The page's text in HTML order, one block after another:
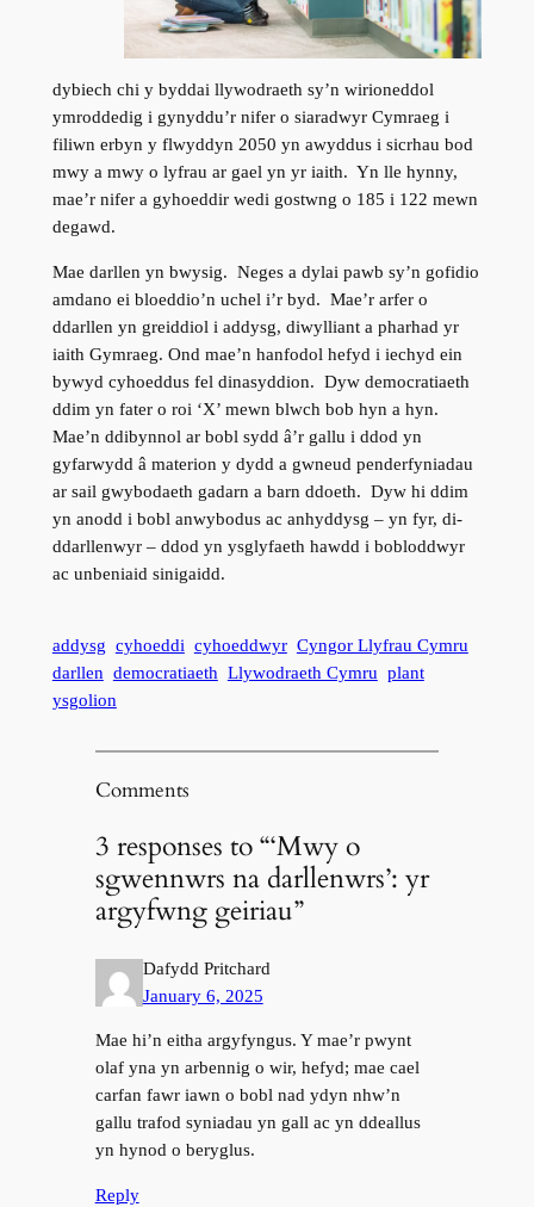
dybiech chi y byddai llywodraeth sy’n wirioneddol
ymroddedig i gynyddu’r nifer o siaradwyr Cymraeg i
filiwn erbyn y flwyddyn 2050 yn awyddus i sicrhau bod
mwy a mwy o lyfrau ar gael yn yr iaith. Yn lle hynny,
mae’r nifer a gyhoeddir wedi gostwng o 185 i 122 mewn
degawd.
Mae darllen yn bwysig. Neges a dylai pawb sy’n gofidio
amdano ei bloeddio’n uchel i’r byd. Mae’r arfer o
ddarllen yn greiddiol i addysg, diwylliant a pharhad yr
iaith Gymraeg. Ond mae’n hanfodol hefyd i iechyd ein
bywyd cyhoeddus fel dinasyddion. Dyw democratiaeth
ddim yn fater o roi ‘X’ mewn blwch bob hyn a hyn.
Mae’n ddibynnol ar bobl sydd â’r gallu i ddod yn
gyfarwydd â materion y dydd a gwneud penderfyniadau
ar sail gwybodaeth gadarn a barn ddoeth. Dyw hi ddim
yn anodd i bobl anwybodus ac anhyddysg – yn fyr, di-
ddarllenwyr – ddod yn ysglyfaeth hawdd i bobloddwyr
ac unbeniaid sinigaidd.
addysg cyhoeddi cyhoeddwyr Cyngor Llyfrau Cymru
darllen democratiaeth Llywodraeth Cymru plant
ysgolion
Comments
3 responses to “‘Mwy o
sgwennwrs na darllenwrs’: yr
argyfwng geiriau”
Dafydd Pritchard
January 6, 2025
Mae hi’n eitha argyfyngus. Y mae’r pwynt
olaf yna yn arbennig o wir, hefyd; mae cael
carfan fawr iawn o bobl nad ydyn nhw’n
gallu trafod syniadau yn gall ac yn ddeallus
yn hynod o beryglus.
Reply